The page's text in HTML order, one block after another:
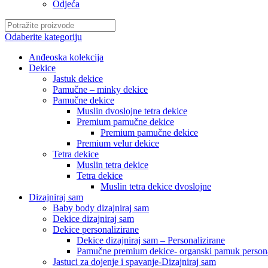
Odjeća
Odaberite kategoriju
Anđeoska kolekcija
Dekice
Jastuk dekice
Pamučne – minky dekice
Pamučne dekice
Muslin dvoslojne tetra dekice
Premium pamučne dekice
Premium pamučne dekice
Premium velur dekice
Tetra dekice
Muslin tetra dekice
Tetra dekice
Muslin tetra dekice dvoslojne
Dizajniraj sam
Baby body dizajniraj sam
Dekice dizajniraj sam
Dekice personalizirane
Dekice dizajniraj sam – Personalizirane
Pamučne premium dekice- organski pamuk
Jastuci za dojenje i spavanje-Dizajniraj sam